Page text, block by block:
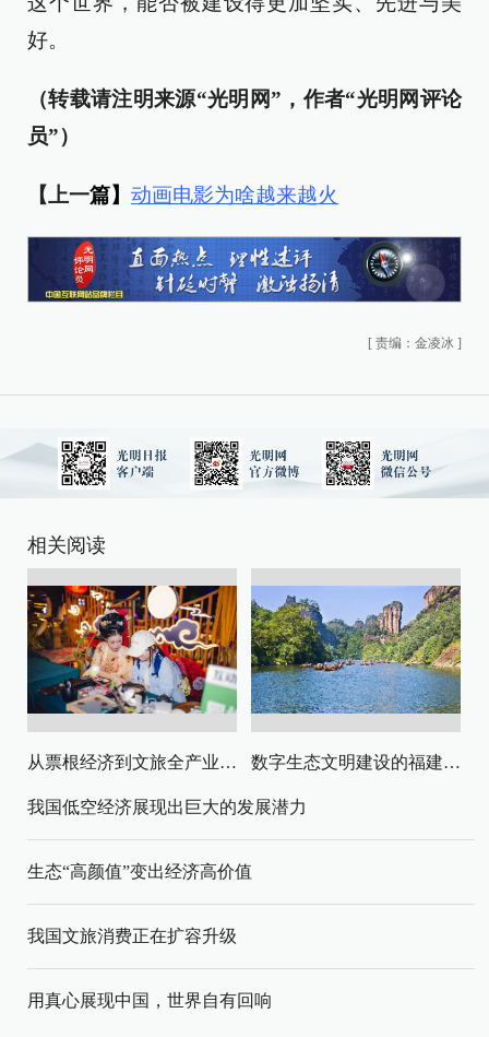
好。
（转载请注明来源“光明网”，作者“光明网评论
员”）
【上一篇】 动画电影为啥越来越火
[ 责编：金凌冰 ]
相关阅读
从票根经济到文旅全产业链升级 数字生态文明建设的福建路径与启示
我国低空经济展现出巨大的发展潜力
生态“高颜值”变出经济高价值
我国文旅消费正在扩容升级
用真心展现中国，世界自有回响